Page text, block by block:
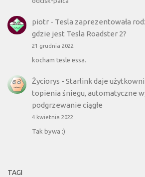
piotr- Tesla zaprezentowała
gdzie jest Tesla Roadster 2?
21 grudnia 2022
kocham tesle essa.
Życiorys - Starlink daje
topienia śniegu, automatyczne
podgrzewanie ciągłe
4 kwietnia 2022
Tak bywa :)
TAGI